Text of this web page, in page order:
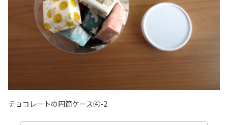
チョコレートの円筒ケース④-2